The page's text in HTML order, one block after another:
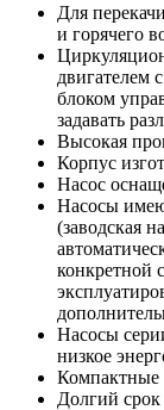
Для
и горячего
двигателем
блоком
задавать
Высокая
Корпус
Насос
Насосы
(заводская
конкретной
Насосы
низкое
Компактные
Долгий